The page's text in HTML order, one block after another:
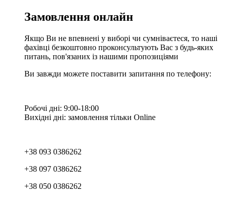
Замовлення онлайн
Якщо Ви не впевнені у виборі чи сумніваєтеся, то наші
фахівці безкоштовно проконсультують Вас з будь-яких
питань, пов'язаних із нашими пропозиціями
Ви завжди можете поставити запитання по телефону:
Робочі дні: 9:00-18:00
Вихідні дні: замовлення тільки Online
+38 093 0386262
+38 097 0386262
+38 050 0386262